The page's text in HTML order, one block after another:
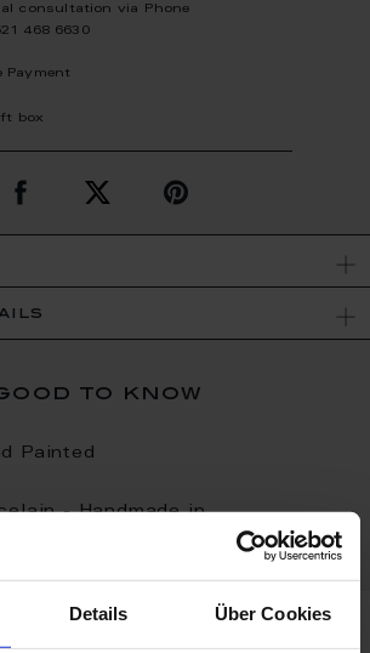
Details Über Cookies
consultation via Phone
468 6630
Payment
box
to know
Painted
- Handmade in
from the tree